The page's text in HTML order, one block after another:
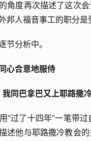
角度再次描述了这次
邦人福音事工的职分是
节分析中。
心合意地服侍
同巴拿巴又上耶路撒
“过了十四年”一笔带
述他与耶路撒冷教会